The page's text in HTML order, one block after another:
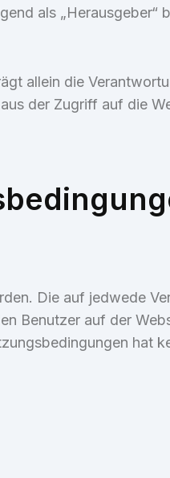
als „Herausgeber“
allein die
der Zugriff auf die
Die auf jedwede
Benutzer auf der
hat